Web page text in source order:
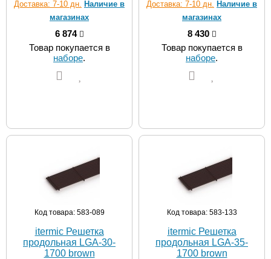
Доставка: 7-10 дн. Наличие в
магазинах
6 874
Товар покупается в
наборе.
Доставка: 7-10 дн. Наличие в
магазинах
8 430
Товар покупается в
наборе.
Код товара: 583-089
itermic Решетка
продольная LGA-30-
1700 brown
Код товара: 583-133
itermic Решетка
продольная LGA-35-
1700 brown